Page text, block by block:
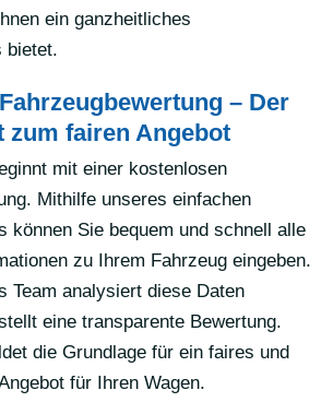
ein ganzheitliches
bietet.
– Der
zum fairen Angebot
mit einer kostenlosen
Mithilfe unseres einfachen
können Sie bequem und schnell alle
zu Ihrem Fahrzeug eingeben.
Team analysiert diese Daten
eine transparente Bewertung.
die Grundlage für ein faires und
für Ihren Wagen.